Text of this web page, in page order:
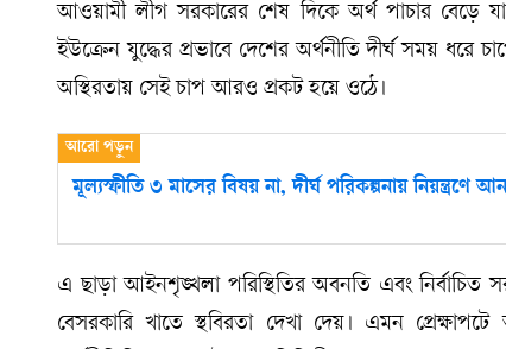
আওয়ামী লীগ সরকারের শেষ দিকে অর্থ পাচার বেড়ে
ইউক্রেন যুদ্ধের প্রভাবে দেশের অর্থনীতি দীর্ঘ সময়
অস্থিরতায় সেই চাপ আরও প্রকট হয়ে ওঠে।
মূল্যস্ফীতি ৩ মাসের বিষয় না, দীর্ঘ পরিকল্পনায় নিয়ন্ত্রণে
এ ছাড়া আইনশৃঙ্খলা পরিস্থিতির অবনতি এবং নির্বাচিত
বেসরকারি খাতে স্থবিরতা দেখা দেয়। এমন